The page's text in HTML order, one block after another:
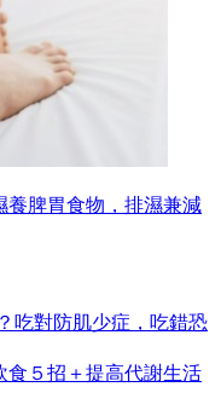
養脾胃食物，排濕兼減
吃對防肌少症，吃錯恐
食５招＋提高代謝生活